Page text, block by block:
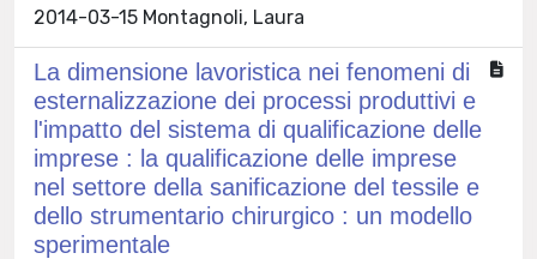
2014-03-15 Montagnoli, Laura
La dimensione lavoristica nei fenomeni di
esternalizzazione dei processi produttivi e
l'impatto del sistema di qualificazione delle
imprese : la qualificazione delle imprese
nel settore della sanificazione del tessile e
dello strumentario chirurgico : un modello
sperimentale